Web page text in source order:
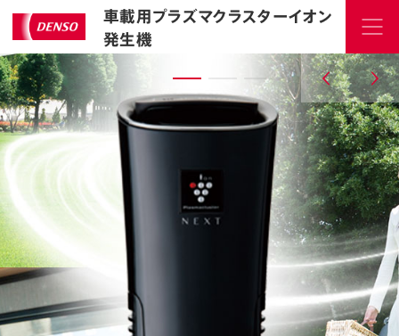
車載用プラズマクラスターイオン
発生機